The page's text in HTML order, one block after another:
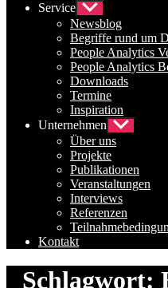
Service Untermenü
anzeigen
Newsblog
Begriffe rund um
People Analytics
People Analytics
Downloads
Termine
Inspiration
Unternehmen Untermenü
anzeigen
Über uns
Projekte
Publikationen
Veranstaltungen
Interviews
Referenzen
Kontakt
Schlagwort: